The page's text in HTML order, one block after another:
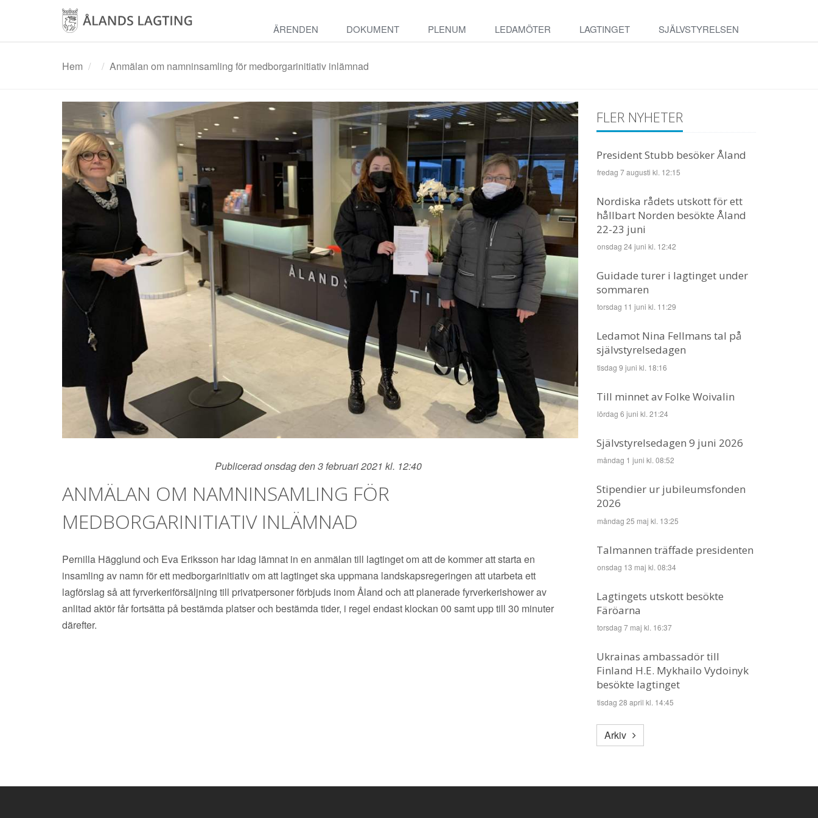
ÄRENDEN DOKUMENT PLENUM LEDAMÖTER LAGTINGET SJÄLVSTYRELSEN
Hem Anmälan om namninsamling för medborgarinitiativ inlämnad
Publicerad onsdag den 3 februari 2021 kl. 12:40
ANMÄLAN OM NAMNINSAMLING FÖR
MEDBORGARINITIATIV INLÄMNAD
Pernilla Hägglund och Eva Eriksson har idag lämnat in en anmälan till lagtinget om att de kommer att starta en
insamling av namn för ett medborgarinitiativ om att lagtinget ska uppmana landskapsregeringen att utarbeta ett
lagförslag så att fyrverkeriförsäljning till privatpersoner förbjuds inom Åland och att planerade fyrverkerishower av
anlitad aktör får fortsätta på bestämda platser och bestämda tider, i regel endast klockan 00 samt upp till 30 minuter
därefter.
FLER NYHETER
President Stubb besöker Åland
fredag 7 augusti kl. 12:15
Nordiska rådets utskott för ett
hållbart Norden besökte Åland
22-23 juni
onsdag 24 juni kl. 12:42
Guidade turer i lagtinget under
sommaren
torsdag 11 juni kl. 11:29
Ledamot Nina Fellmans tal på
självstyrelsedagen
tisdag 9 juni kl. 18:16
Till minnet av Folke Woivalin
lördag 6 juni kl. 21:24
Självstyrelsedagen 9 juni 2026
måndag 1 juni kl. 08:52
Stipendier ur jubileumsfonden
2026
måndag 25 maj kl. 13:25
Talmannen träffade presidenten
onsdag 13 maj kl. 08:34
Lagtingets utskott besökte
Färöarna
torsdag 7 maj kl. 16:37
Ukrainas ambassadör till
Finland H.E. Mykhailo Vydoinyk
besökte lagtinget
tisdag 28 april kl. 14:45
Arkiv